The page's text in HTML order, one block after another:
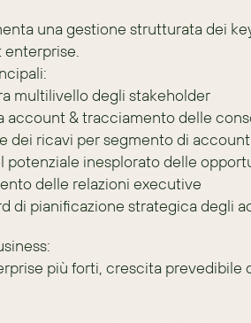
una gestione strutturata dei
multilivello degli stakeholder
account & tracciamento delle
dei ricavi per segmento di account
potenziale inesplorato delle
delle relazioni executive
di pianificazione strategica degli
più forti, crescita